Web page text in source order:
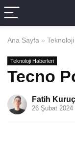
Ana Sayfa »
Teknoloji Haberleri
Tecno
Fatih
26 Şubat 2024